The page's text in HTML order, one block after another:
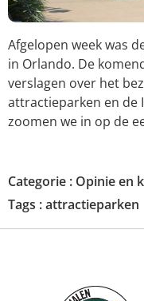
Afgelopen week was
in Orlando. De
verslagen over het
attractieparken en de
zoomen we in op de
Categorie : Opinie en
Tags :attractieparken